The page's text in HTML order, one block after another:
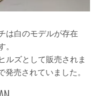
は白のモデルが存在
ルズとして販売されま
売されていました。